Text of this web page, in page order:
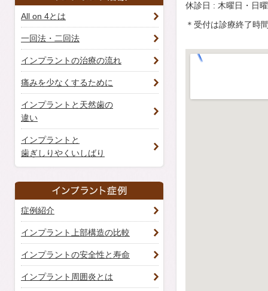
休診日 : 木曜日・日
＊受付は診療終了時
All on 4とは
一回法・二回法
インプラントの治療の流れ
痛みを少なくするために
インプラントと天然歯の
違い
インプラントと
歯ぎしりやくいしばり
症例紹介
インプラント上部構造の比較
インプラントの安全性と寿命
インプラント周囲炎とは